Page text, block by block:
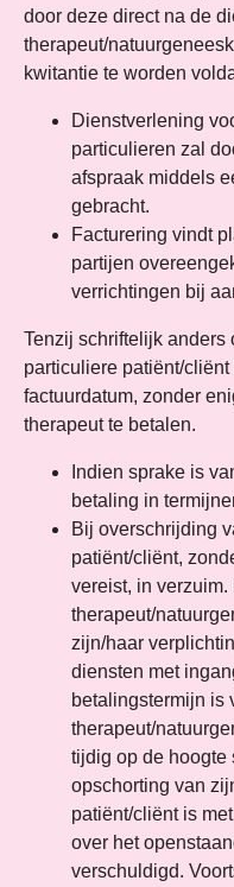
door deze direct na de
therapeut/
kwitantie te worden
Dienstverlening
particulieren zal
afspraak middels
gebracht.
Facturering vindt
partijen
verrichtingen bij
Tenzij schriftelijk anders
particuliere patiënt/
factuurdatum, zonder
therapeut te betalen.
Indien sprake is
betaling in
Bij overschrijding
patiënt/cliënt,
vereist, in verzuim.
therapeut/
zijn/haar
diensten met
betalingstermijn is
therapeut/
tijdig op de hoogte
opschorting van
patiënt/cliënt is
over het
verschuldigd.